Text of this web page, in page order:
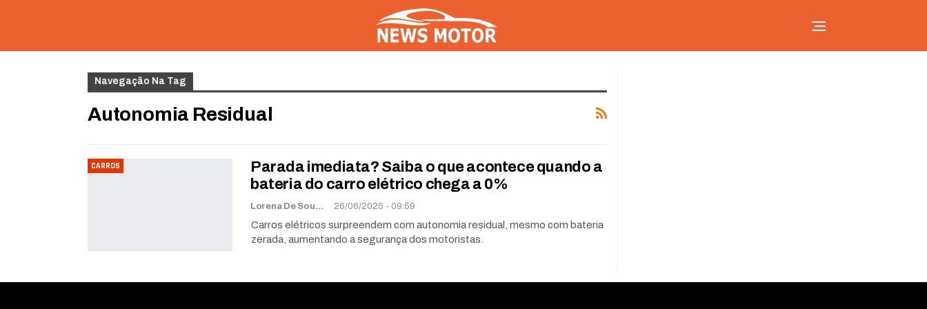
Navegação Na Tag
Autonomia Residual
CARROS
Parada imediata? Saiba o que acontece quando a
bateria do carro elétrico chega a 0%
Lorena De Sousa 26/06/2025 - 09:59
Carros elétricos surpreendem com autonomia residual, mesmo com bateria
zerada, aumentando a segurança dos motoristas.